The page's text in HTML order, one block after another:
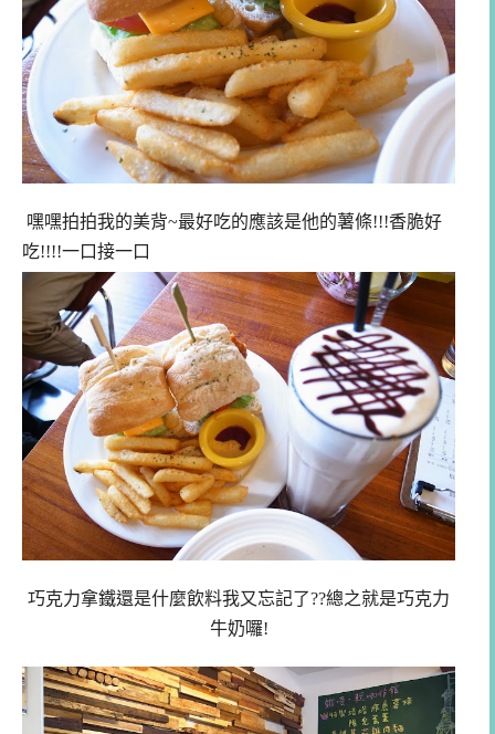
嘿嘿拍拍我的美背~最好吃的應該是他的薯條!!!香脆好
吃!!!!一口接一口
巧克力拿鐵還是什麼飲料我又忘記了??總之就是巧克力
牛奶囉!